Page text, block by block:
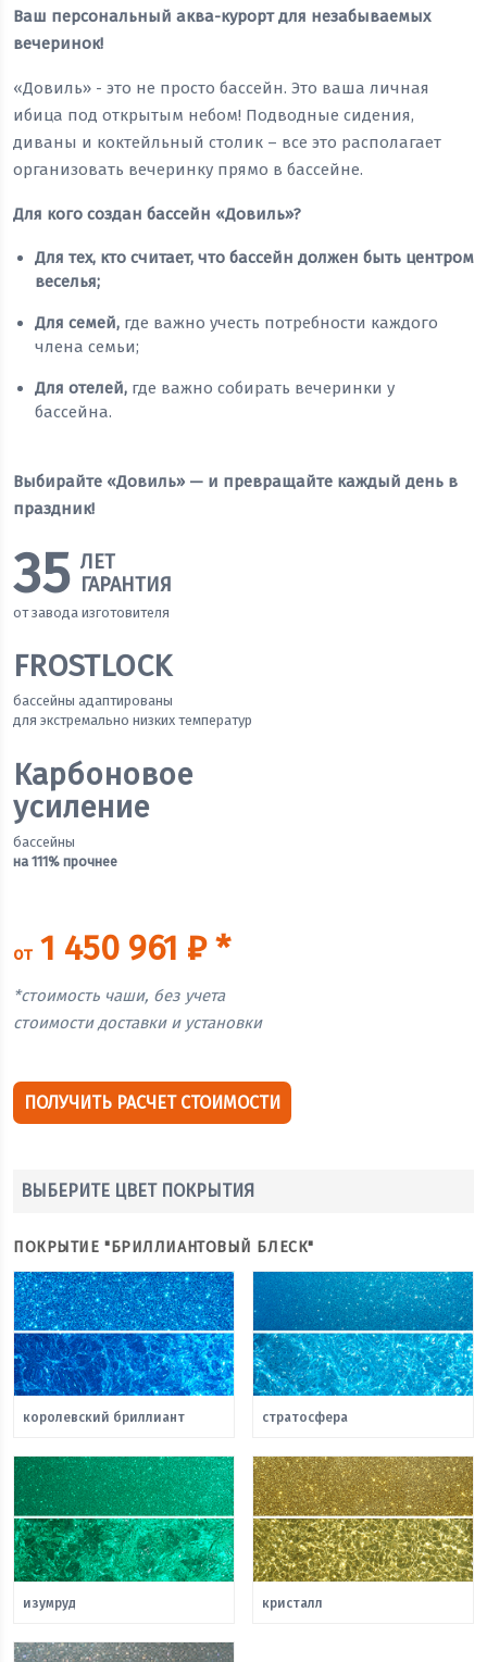
Ваш персональный аква-курорт для незабываемых
вечеринок!
«Довиль» - это не просто бассейн. Это ваша личная
ибица под открытым небом! Подводные сидения,
диваны и коктейльный столик – все это располагает
организовать вечеринку прямо в бассейне.
Для кого создан бассейн «Довиль»?
Для тех, кто считает, что бассейн должен быть центром
веселья;
Для семей, где важно учесть потребности каждого
члена семьи;
Для отелей, где важно собирать вечеринки у
бассейна.
Выбирайте «Довиль» — и превращайте каждый день в
праздник!
35 ЛЕТ
ГАРАНТИЯ
от завода изготовителя
FROSTLOCK
бассейны адаптированы
для экстремально низких температур
Карбоновое
усиление
бассейны
на 111% прочнее
от1 450 961 ₽ *
*стоимость чаши, без учета
стоимости доставки и установки
ПОЛУЧИТЬ РАСЧЕТ СТОИМОСТИ
ВЫБЕРИТЕ ЦВЕТ ПОКРЫТИЯ
ПОКРЫТИЕ "БРИЛЛИАНТОВЫЙ БЛЕСК"
королевский бриллиант стратосфера
изумруд кристалл